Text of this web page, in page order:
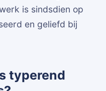
is sindsdien op
en geliefd bij
typerend